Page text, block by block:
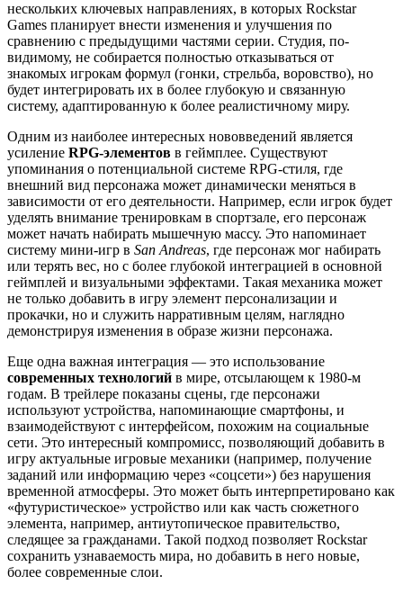
нескольких ключевых направлениях, в которых Rockstar
Games планирует внести изменения и улучшения по
сравнению с предыдущими частями серии. Студия, по-
видимому, не собирается полностью отказываться от
знакомых игрокам формул (гонки, стрельба, воровство), но
будет интегрировать их в более глубокую и связанную
систему, адаптированную к более реалистичному миру.
Одним из наиболее интересных нововведений является
усиление RPG-элементов в геймплее. Существуют
упоминания о потенциальной системе RPG-стиля, где
внешний вид персонажа может динамически меняться в
зависимости от его деятельности. Например, если игрок будет
уделять внимание тренировкам в спортзале, его персонаж
может начать набирать мышечную массу. Это напоминает
систему мини-игр в San Andreas, где персонаж мог набирать
или терять вес, но с более глубокой интеграцией в основной
геймплей и визуальными эффектами. Такая механика может
не только добавить в игру элемент персонализации и
прокачки, но и служить нарративным целям, наглядно
демонстрируя изменения в образе жизни персонажа.
Еще одна важная интеграция — это использование
современных технологий в мире, отсылающем к 1980-м
годам. В трейлере показаны сцены, где персонажи
используют устройства, напоминающие смартфоны, и
взаимодействуют с интерфейсом, похожим на социальные
сети. Это интересный компромисс, позволяющий добавить в
игру актуальные игровые механики (например, получение
заданий или информацию через «соцсети») без нарушения
временной атмосферы. Это может быть интерпретировано как
«футуристическое» устройство или как часть сюжетного
элемента, например, антиутопическое правительство,
следящее за гражданами. Такой подход позволяет Rockstar
сохранить узнаваемость мира, но добавить в него новые,
более современные слои.